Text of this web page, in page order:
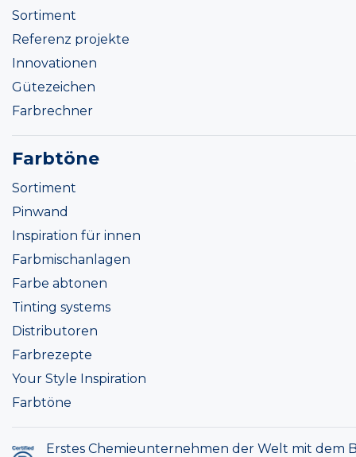
Sortiment
Referenz projekte
Innovationen
Gütezeichen
Farbrechner
Farbtöne
Sortiment
Pinwand
Inspiration für innen
Farbmischanlagen
Farbe abtonen
Tinting systems
Distributoren
Farbrezepte
Your Style Inspiration
Farbtöne
Erstes Chemieunternehmen der Welt mit dem